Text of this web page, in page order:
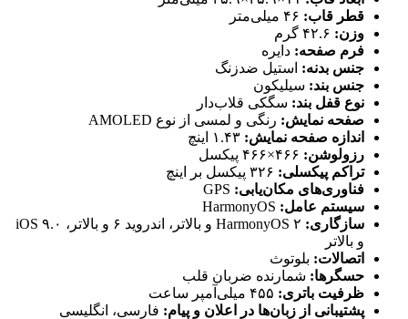
قطر قاب:
وزن:
فرم صفحه: دایره
جنس بدنه: استیل ضدزنگ
جنس بند: سیلیکون
نوع قفل بند: سگکی قلاب‌دار
صفحه نمایش: رنگی و لمسی از نوع AMOLED
اندازه صفحه نمایش:
رزولوشن:
تراکم پیکسلی:
فناوری‌های مکان‌یابی:
سیستم عامل:
سازگاری:
HarmonyOS ۲ و بالاتر، اندروید ۶ و بالاتر، iOS ۹.۰
و بالاتر
اتصالات: بلوتوث
حسگرها: شمارنده ضربان قلب
ظرفیت باتری:
پشتیبانی از زبان‌ها در اعلان و پیام: فارسی، انگلیسی